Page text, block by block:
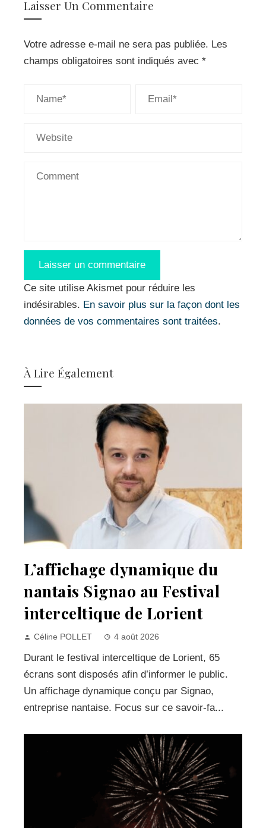
Laisser Un Commentaire
Votre adresse e-mail ne sera pas publiée. Les
champs obligatoires sont indiqués avec *
Ce site utilise Akismet pour réduire les
indésirables. En savoir plus sur la façon dont les
données de vos commentaires sont traitées.
À Lire Également
L’affichage dynamique du
nantais Signao au Festival
interceltique de Lorient
Céline POLLET 4 août 2026
Durant le festival interceltique de Lorient, 65
écrans sont disposés afin d’informer le public.
Un affichage dynamique conçu par Signao,
entreprise nantaise. Focus sur ce savoir-fa...